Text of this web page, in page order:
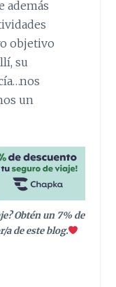
además
objetivo
su
un
Obtén un 7% de
a de este blog.